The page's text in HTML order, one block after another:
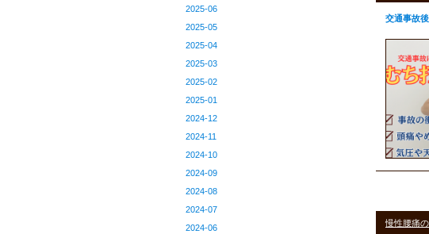
2025-06
2025-05
2025-04
2025-03
2025-02
2025-01
2024-12
2024-11
2024-10
2024-09
2024-08
2024-07
2024-06
交通事故
慢性腰痛